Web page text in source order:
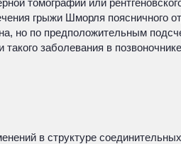
томографии или
грыжи Шморля поясничного
но по предположительным
заболевания в
в структуре